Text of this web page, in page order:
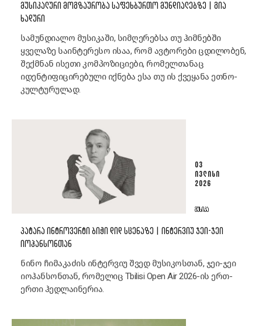
ᲛᲣᲡᲘᲙᲐᲚᲣᲠᲘ ᲛᲝᲒᲖᲐᲣᲠᲝᲑᲐ ᲡᲐᲤᲔᲮᲑᲣᲠᲗᲝ ᲛᲣᲜᲓᲘᲐᲚᲔᲑᲖᲔ | ᲒᲘᲐ
ᲮᲐᲓᲣᲠᲘ
სამუნდიალო მუსიკაში, სიმღერებსა თუ ჰიმნებში
ყველაზე საინტერესო ისაა, რომ ავტორები ცდილობენ,
შექმნან ისეთი კომპოზიციები, რომელთანაც
იდენტიფიცირებული იქნება ესა თუ ის ქვეყანა ეთნო-
კულტურულად.
03
ᲘᲕᲚᲘᲡᲘ
2026
ᲛᲣᲡᲘᲙᲐ
ᲞᲐᲢᲐᲠᲐ ᲘᲜᲢᲠᲝᲕᲔᲠᲢᲘ ᲑᲘᲭᲘ ᲓᲘᲓ ᲡᲪᲔᲜᲐᲖᲔ | ᲘᲜᲢᲔᲠᲕᲘᲣ ᲯᲔᲘ-ᲯᲔᲘ
ᲘᲝᲰᲐᲜᲡᲝᲜᲗᲐᲜ
ნინო ჩიმაკაძის ინტერვიუ შვედ მუსიკოსთან, ჯეი-ჯეი
იოჰანსონთან, რომელიც Tbilisi Open Air 2026-ის ერთ-
ერთი ჰედლაინერია.